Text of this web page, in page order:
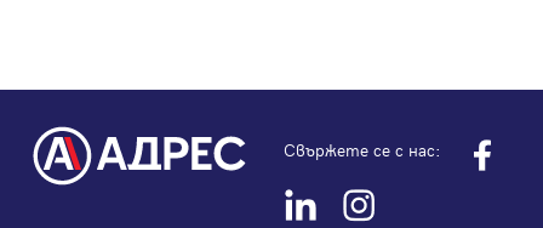
Свържете се с нас: